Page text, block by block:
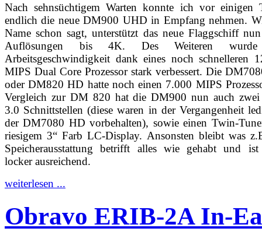
Nach sehnsüchtigem Warten konnte ich vor einigen
endlich die neue DM900 UHD in Empfang nehmen.
Name schon sagt, unterstützt das neue Flaggschiff
Auflösungen bis 4K. Des Weiteren
Arbeitsgeschwindigkeit dank eines noch schnelleren
MIPS Dual Core Prozessor stark verbessert. Die
oder DM820 HD hatte noch einen 7.000 MIPS
Vergleich zur DM 820 hat die DM900 nun auch
3.0 Schnittstellen (diese waren in der Vergangenheit
der DM7080 HD vorbehalten), sowie einen Twin-
riesigem 3“ Farb LC-Display. Ansonsten bleibt was
Speicherausstattung betrifft alles wie gehabt und ist
locker ausreichend.
weiterlesen ...
Obravo ERIB-2A In-